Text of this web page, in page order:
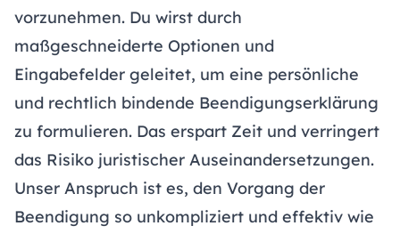
vorzunehmen. Du wirst durch
maßgeschneiderte Optionen und
Eingabefelder geleitet, um eine persönliche
und rechtlich bindende Beendigungserklärung
zu formulieren. Das erspart Zeit und verringert
das Risiko juristischer Auseinandersetzungen.
Unser Anspruch ist es, den Vorgang der
Beendigung so unkompliziert und effektiv wie